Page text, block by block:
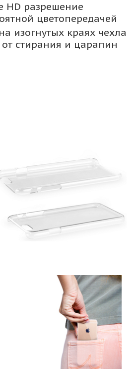
HD разрешение
цветопередачей
изогнутых краях чехла
стирания и царапин